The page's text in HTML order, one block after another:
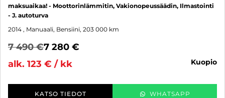
maksuaikaa! - Moottorinlämmitin, Vakionopeussäädin, Ilmastointi
- J. autoturva
2014 , Manuaali, Bensiini, 203 000 km
7 490 €7 280 €
alk. 123 € / kk
kuopio
KATSO TIEDOT WHATSAPP